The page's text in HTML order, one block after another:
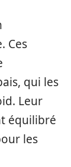
Ces
qui les
Leur
équilibré
les